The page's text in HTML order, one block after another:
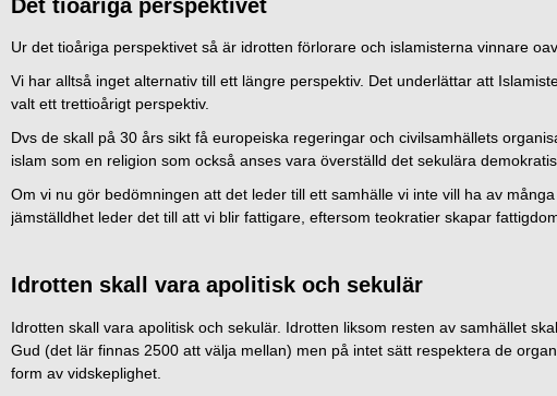
Det tioåriga perspektivet
Ur det tioåriga perspektivet så är idrotten förlorare och islamisterna vinnare
Vi har alltså inget alternativ till ett längre perspektiv. Det underlättar att
valt ett trettioårigt perspektiv.
Dvs de skall på 30 års sikt få europeiska regeringar och civilsamhällets
islam som en religion som också anses vara överställd det sekulära
Om vi nu gör bedömningen att det leder till ett samhälle vi inte vill ha av
jämställdhet leder det till att vi blir fattigare, eftersom teokratier skapar
Idrotten skall vara apolitisk och sekulär
Idrotten skall vara apolitisk och sekulär. Idrotten liksom resten av samhället
Gud (det lär finnas 2500 att välja mellan) men på intet sätt respektera de
form av vidskeplighet.